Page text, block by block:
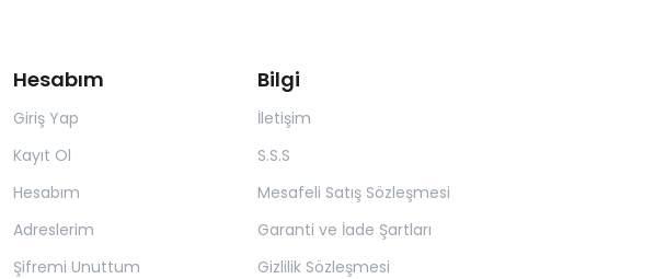
Hesabım
Giriş Yap
Kayıt Ol
Hesabım
Adreslerim
Şifremi Unuttum
Bilgi
İletişim
S.S.S
Mesafeli Satış Sözleşmesi
Garanti ve İade Şartları
Gizlilik Sözleşmesi